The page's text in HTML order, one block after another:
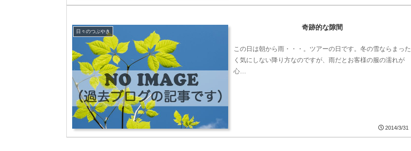
日々のつぶやき 奇跡的な隙間
この日は朝から雨・・・。ツアーの日です。冬の雪ならまった
く気にしない降り方なのですが、雨だとお客様の服の濡れが
心…
2014/3/31